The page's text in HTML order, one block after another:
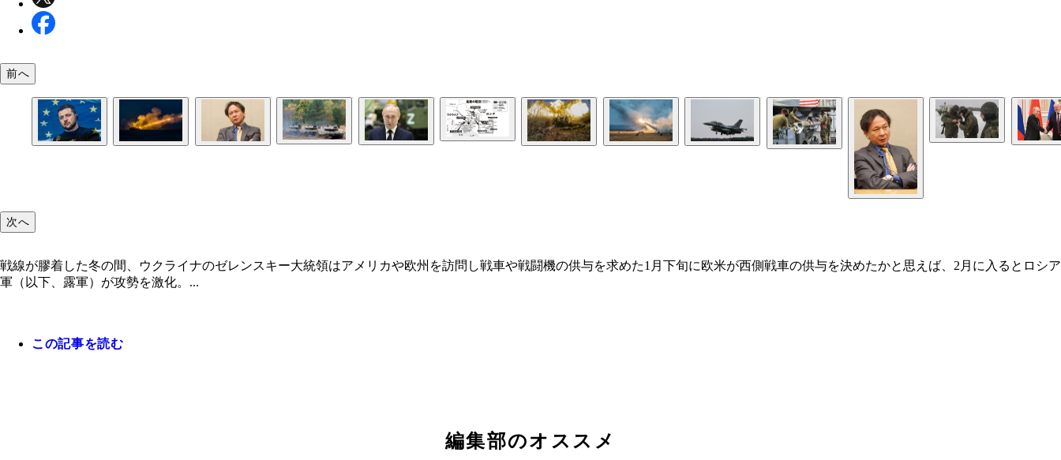
前へ
次へ
戦線が膠着した冬の間、ウクライナのゼレンスキー大統領はアメリカや欧州を訪問し戦車や戦闘機の供与を求めた1月下旬に欧米が西側戦車の供与を決めたかと思えば、2月に入るとロシア
軍（以下、露軍）が攻勢を激化。...
この記事を読む
編集部のオススメ